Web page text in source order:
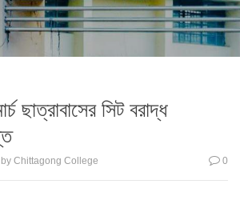
ছাত্রাবাসের সিট বরাদ্ধ
by Chittagong College 0